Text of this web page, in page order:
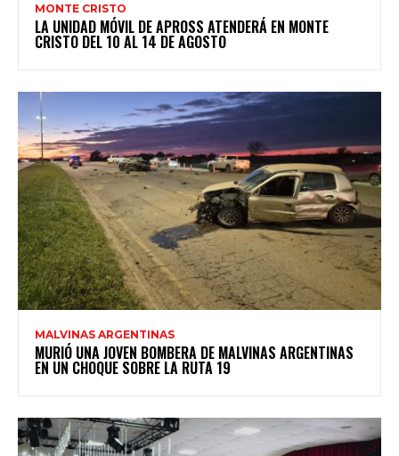
MONTE CRISTO
LA UNIDAD MÓVIL DE APROSS ATENDERÁ EN MONTE
CRISTO DEL 10 AL 14 DE AGOSTO
MALVINAS ARGENTINAS
MURIÓ UNA JOVEN BOMBERA DE MALVINAS ARGENTINAS
EN UN CHOQUE SOBRE LA RUTA 19